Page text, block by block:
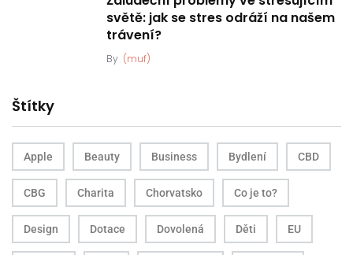
světě: jak se stres odráží na našem
trávení?
By (muf)
Štítky
Apple Beauty Business Bydlení CBD
CBG Charita Chorvatsko Co je to?
Design Dotace Dovolená Děti EU